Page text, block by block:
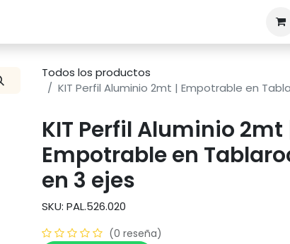
Todos los productos
KIT Perfil Aluminio 2mt | Empotrable en
KIT Perfil Aluminio 2mt
Empotrable en
en 3 ejes
SKU: PAL.526.020
(0 reseña)